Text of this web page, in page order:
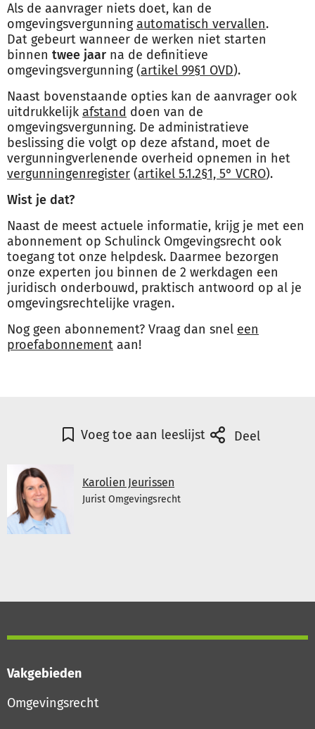
Als de aanvrager niets doet, kan de
omgevingsvergunningautomatisch vervallen.
Dat gebeurt wanneer de werken niet starten
binnen twee jaar na de definitieve
omgevingsvergunning (artikel 99§1 OVD).
Naast bovenstaande opties kan de aanvrager ook
uitdrukkelijk afstand doen van de
omgevingsvergunning. De administratieve
beslissing die volgt op deze afstand, moet de
vergunningverlenende overheid opnemen in het
vergunningenregister (artikel 5.1.2§1, 5° VCRO).
Wist je dat?
Naast de meest actuele informatie, krijg je met een
abonnement op Schulinck Omgevingsrecht ook
toegang tot onze helpdesk. Daarmee bezorgen
onze experten jou binnen de 2 werkdagen een
juridisch onderbouwd, praktisch antwoord op al je
omgevingsrechtelijke vragen.
Nog geen abonnement? Vraag dan snel een
proefabonnement aan!
Voeg toe aan leeslijst Deel
Karolien Jeurissen
Jurist Omgevingsrecht
Vakgebieden
Omgevingsrecht